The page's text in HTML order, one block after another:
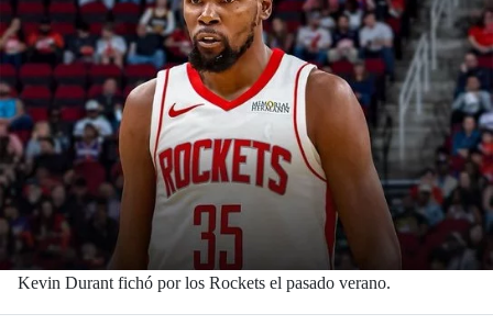
Kevin Durant fichó por los Rockets el pasado verano.